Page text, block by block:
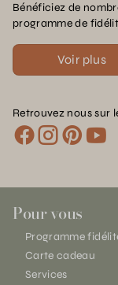
Bénéficiez de
programme de
Voir plus
Retrouvez nous sur
Pour vous
Programme
Carte cadeau
Services